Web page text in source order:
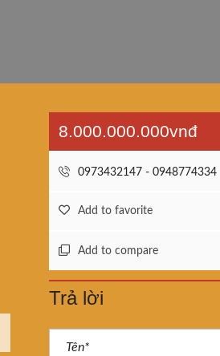
8.000.000.000vnđ
0973432147 - 0948774334
Add to favorite
Add to compare
Trả lời